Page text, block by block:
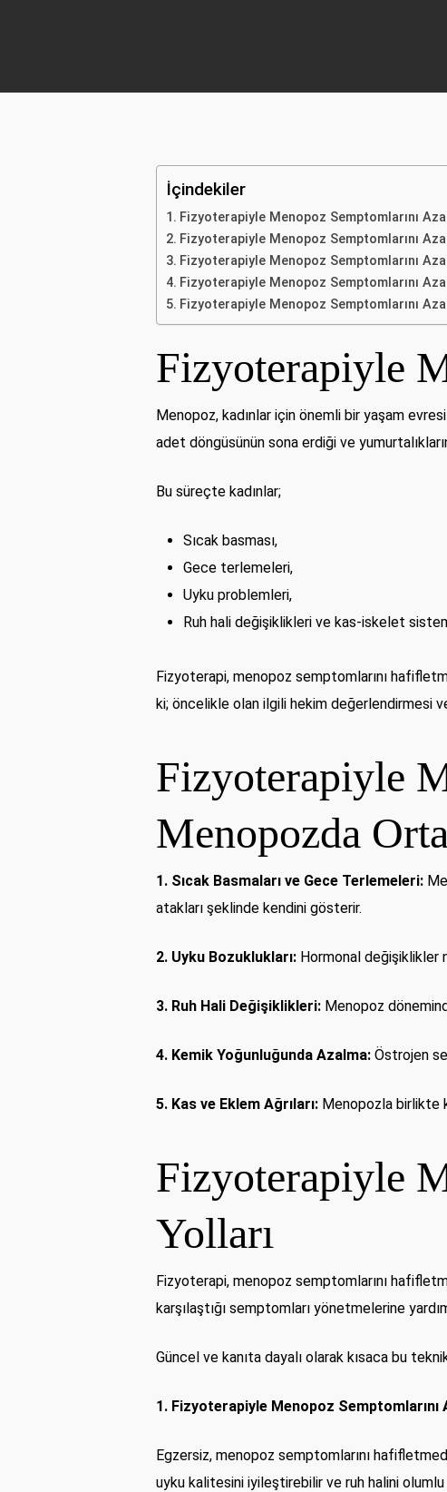
İçindekiler
Fizyoterapiyle Menopoz Semptomlarını
Fizyoterapiyle Menopoz Semptomlarını
Fizyoterapiyle Menopoz Semptomlarını
Fizyoterapiyle Menopoz Semptomlarını
Fizyoterapiyle Menopoz Semptomlarını
Fizyoterapiyle
Menopoz, kadınlar için önemli bir yaşam
adet döngüsünün sona erdiği ve
Bu süreçte kadınlar;
Sıcak basması,
Gece terlemeleri,
Uyku problemleri,
Ruh hali değişiklikleri ve kas-iskelet
Fizyoterapi, menopoz semptomlarını
ki; öncelikle olan ilgili hekim değerlendirmesi
Fizyoterapiyle
Menopozda
1. Sıcak Basmaları ve Gece Terlemeleri:
atakları şeklinde kendini gösterir.
2. Uyku Bozuklukları: Hormonal değişiklikler
3. Ruh Hali Değişiklikleri: Menopoz
4. Kemik Yoğunluğunda Azalma: Östrojen
5. Kas ve Eklem Ağrıları: Menopozla birlikte
Fizyoterapiyle
Yolları
Fizyoterapi, menopoz semptomlarını
karşılaştığı semptomları yönetmelerine
Güncel ve kanıta dayalı olarak kısaca bu
1. Fizyoterapiyle Menopoz
Egzersiz, menopoz semptomlarını
uyku kalitesini iyileştirebilir ve ruh halini